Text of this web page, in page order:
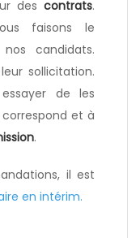
des contrats.
faisons le
candidats.
sollicitation.
de les
et à
.
il est
en intérim.